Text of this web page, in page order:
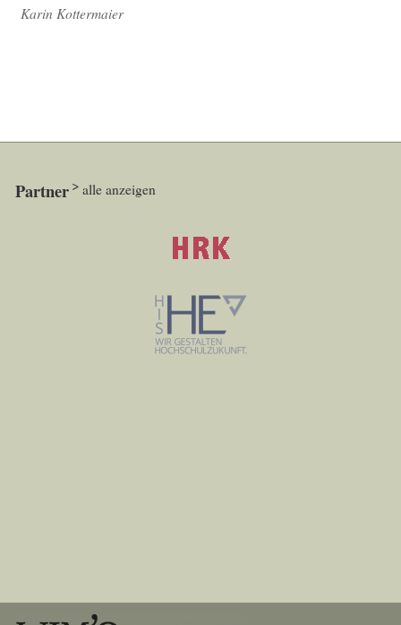
Karin Kottermaier
Partner alle anzeigen